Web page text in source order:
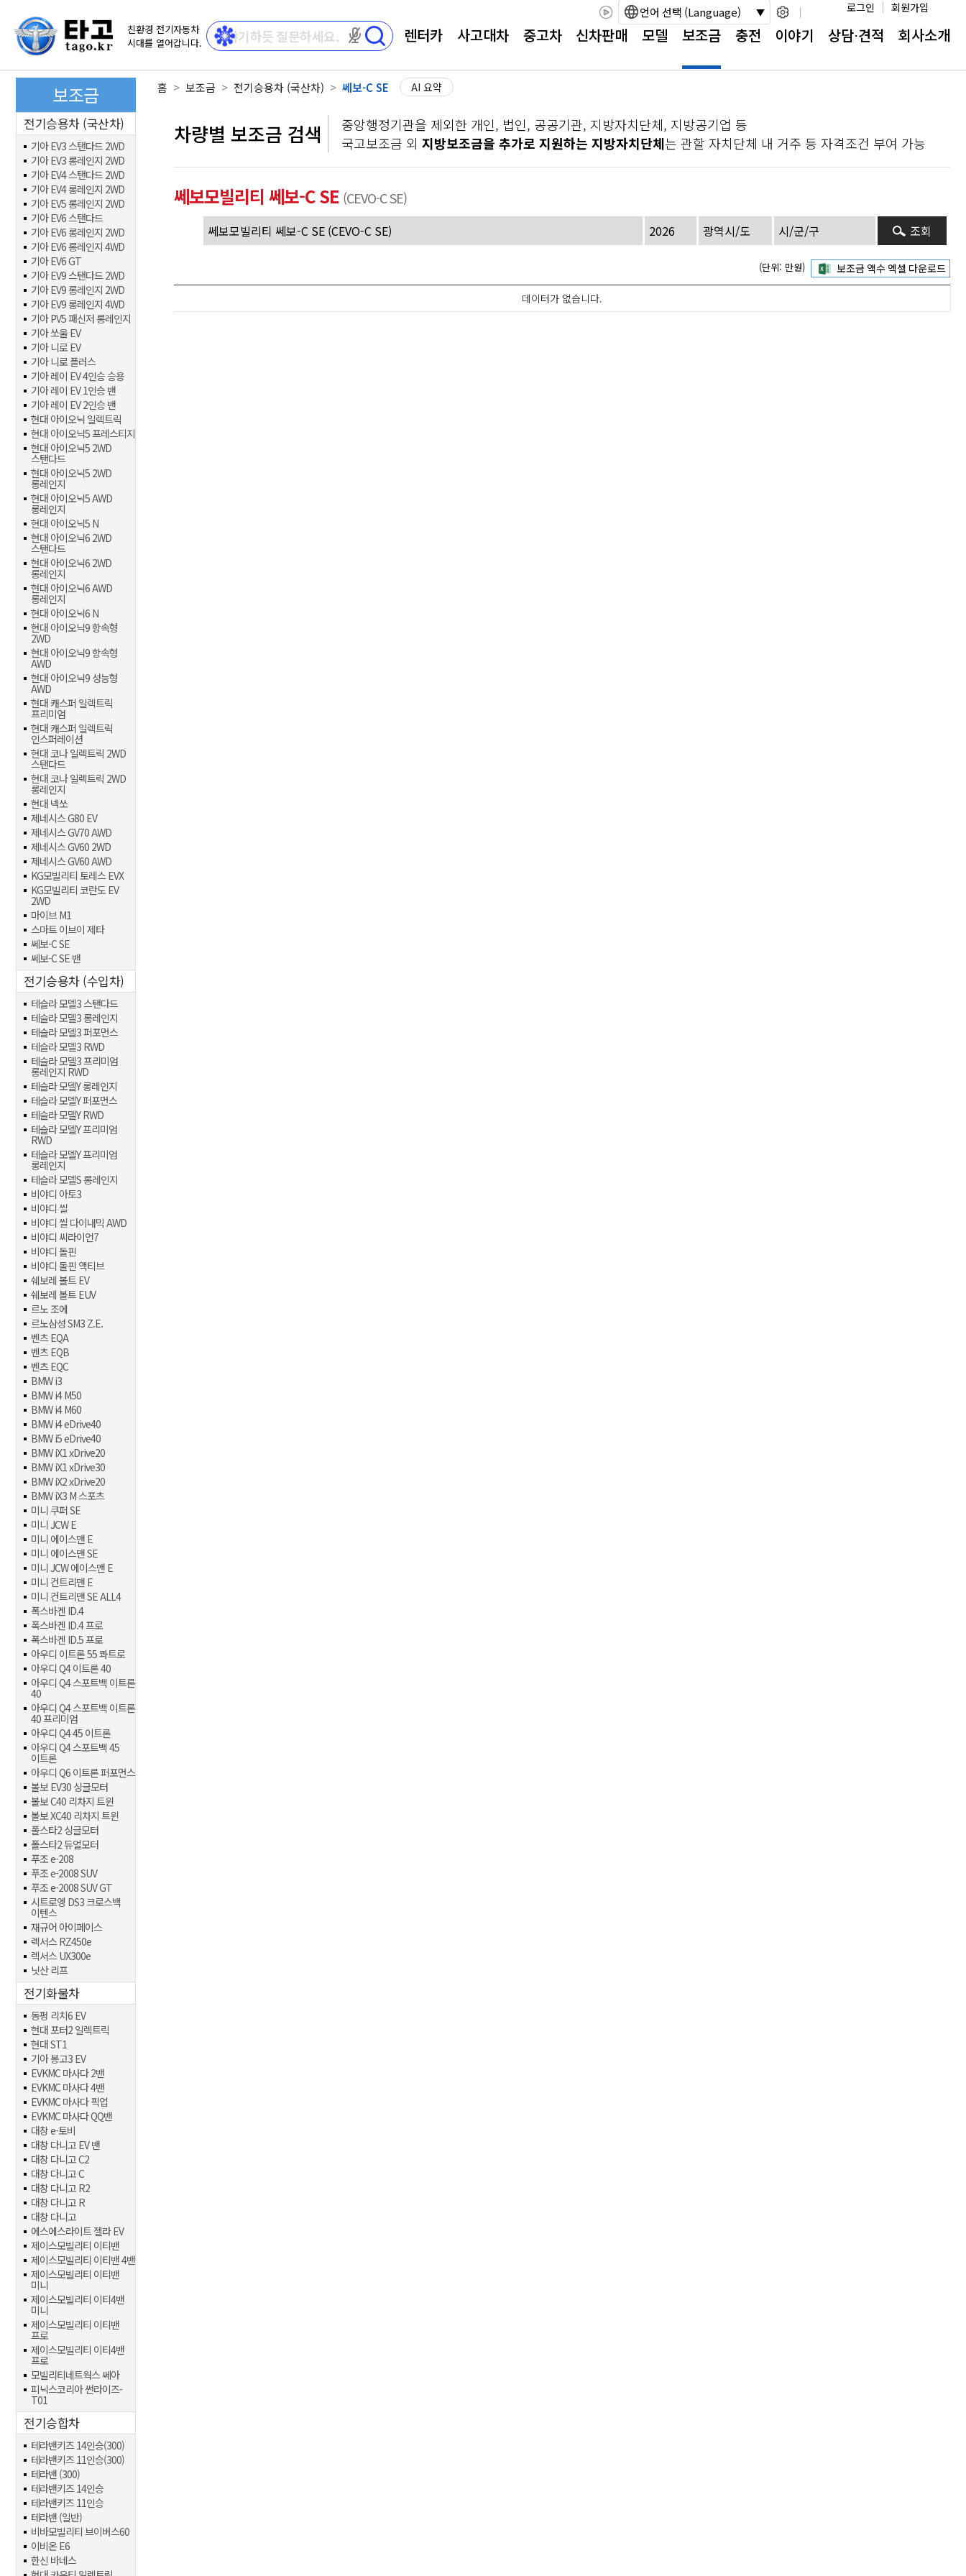
친환경 전기자동차
시대를 열어갑니다.
마이크 권한이 필요합니다
로그인 회원가입
언어 선택 (Language)
렌터카 사고대차 중고차 신차판매 모델 보조금 충전 이야기 상담⋅견적 회사소개
홈 보조금 전기승용차 (국산차) 쎄보-C SE AI 요약
보조금
전기승용차 (국산차)
기아 EV3 스탠다드 2WD
기아 EV3 롱레인지 2WD
기아 EV4 스탠다드 2WD
기아 EV4 롱레인지 2WD
기아 EV5 롱레인지 2WD
기아 EV6 스탠다드
기아 EV6 롱레인지 2WD
기아 EV6 롱레인지 4WD
기아 EV6 GT
기아 EV9 스탠다드 2WD
기아 EV9 롱레인지 2WD
기아 EV9 롱레인지 4WD
기아 PV5 패신저 롱레인지
기아 쏘울 EV
기아 니로 EV
기아 니로 플러스
기아 레이 EV 4인승 승용
기아 레이 EV 1인승 밴
기아 레이 EV 2인승 밴
현대 아이오닉 일렉트릭
현대 아이오닉5 프레스티지
현대 아이오닉5 2WD
스탠다드
현대 아이오닉5 2WD
롱레인지
현대 아이오닉5 AWD
롱레인지
현대 아이오닉5 N
현대 아이오닉6 2WD
스탠다드
현대 아이오닉6 2WD
롱레인지
현대 아이오닉6 AWD
롱레인지
현대 아이오닉6 N
현대 아이오닉9 항속형
2WD
현대 아이오닉9 항속형
AWD
현대 아이오닉9 성능형
AWD
현대 캐스퍼 일렉트릭
프리미엄
현대 캐스퍼 일렉트릭
인스퍼레이션
현대 코나 일렉트릭 2WD
스탠다드
현대 코나 일렉트릭 2WD
롱레인지
현대 넥쏘
제네시스 G80 EV
제네시스 GV70 AWD
제네시스 GV60 2WD
제네시스 GV60 AWD
KG모빌리티 토레스 EVX
KG모빌리티 코란도 EV
2WD
마이브 M1
스마트 이브이 제타
쎄보-C SE
쎄보-C SE 밴
전기승용차 (수입차)
테슬라 모델3 스탠다드
테슬라 모델3 롱레인지
테슬라 모델3 퍼포먼스
테슬라 모델3 RWD
테슬라 모델3 프리미엄
롱레인지 RWD
테슬라 모델Y 롱레인지
테슬라 모델Y 퍼포먼스
테슬라 모델Y RWD
테슬라 모델Y 프리미엄
RWD
테슬라 모델Y 프리미엄
롱레인지
테슬라 모델S 롱레인지
비야디 아토3
비야디 씰
비야디 씰 다이내믹 AWD
비야디 씨라이언7
비야디 돌핀
비야디 돌핀 액티브
쉐보레 볼트 EV
쉐보레 볼트 EUV
르노 조에
르노삼성 SM3 Z.E.
벤츠 EQA
벤츠 EQB
벤츠 EQC
BMW i3
BMW i4 M50
BMW i4 M60
BMW i4 eDrive40
BMW i5 eDrive40
BMW iX1 xDrive20
BMW iX1 xDrive30
BMW iX2 xDrive20
BMW iX3 M 스포츠
미니 쿠퍼 SE
미니 JCW E
미니 에이스맨 E
미니 에이스맨 SE
미니 JCW 에이스맨 E
미니 컨트리맨 E
미니 컨트리맨 SE ALL4
폭스바겐 ID.4
폭스바겐 ID.4 프로
폭스바겐 ID.5 프로
아우디 이트론 55 콰트로
아우디 Q4 이트론 40
아우디 Q4 스포트백 이트론
40
아우디 Q4 스포트백 이트론
40 프리미엄
아우디 Q4 45 이트론
아우디 Q4 스포트백 45
이트론
아우디 Q6 이트론 퍼포먼스
볼보 EV30 싱글모터
볼보 C40 리차지 트윈
볼보 XC40 리차지 트윈
폴스타2 싱글모터
폴스타2 듀얼모터
푸조 e-208
푸조 e-2008 SUV
푸조 e-2008 SUV GT
시트로엥 DS3 크로스백
이텐스
재규어 아이페이스
렉서스 RZ450e
렉서스 UX300e
닛산 리프
전기화물차
동펑 리치6 EV
현대 포터2 일렉트릭
현대 ST1
기아 봉고3 EV
EVKMC 마사다 2밴
EVKMC 마사다 4밴
EVKMC 마사다 픽업
EVKMC 마사다 QQ밴
대창 e-토비
대창 다니고 EV 밴
대창 다니고 C2
대창 다니고 C
대창 다니고 R2
대창 다니고 R
대창 다니고
에스에스라이트 젤라 EV
제이스모빌리티 이티밴
제이스모빌리티 이티밴 4밴
제이스모빌리티 이티밴
미니
제이스모빌리티 이티4밴
미니
제이스모빌리티 이티밴
프로
제이스모빌리티 이티4밴
프로
모빌리티네트웍스 쎄아
피닉스코리아 썬라이즈-
T01
전기승합차
테라밴키즈 14인승(300)
테라밴키즈 11인승(300)
테라밴 (300)
테라밴키즈 14인승
테라밴키즈 11인승
테라밴 (일반)
비바모빌리티 브이버스60
이비온 E6
한신 바네스
차량별 보조금 검색
중앙행정기관을 제외한 개인, 법인, 공공기관, 지방자치단체, 지방공기업 등
국고보조금 외 지방보조금을 추가로 지원하는 지방자치단체는 관할 자치단체 내 거주 등 자격조건 부여 가능
쎄보모빌리티 쎄보-C SE (CEVO-C SE)
조회
(단위: 만원)
데이터가 없습니다.